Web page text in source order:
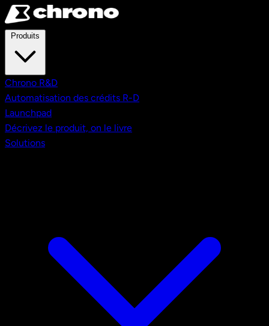
Aller au contenu principal
Chrono R&D
Automatisation des crédits R-D
Launchpad
Décrivez le produit, on le livre
Solutions